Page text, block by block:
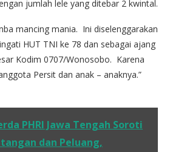
jumlah lele yang ditebar 2 kwintal.
mancing mania. Ini diselenggarakan
HUT TNI ke 78 dan sebagai ajang
Kodim 0707/Wonosobo. Karena
Persit dan anak – anaknya.”
PHRI Jawa Tengah Soroti
dan Peluang,